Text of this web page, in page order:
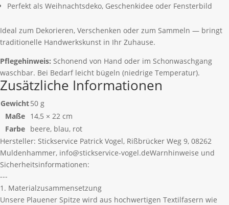
Perfekt als Weihnachtsdeko, Geschenkidee oder Fensterbild
Ideal zum Dekorieren, Verschenken oder zum Sammeln — bringt
traditionelle Handwerkskunst in Ihr Zuhause.
Pflegehinweis: Schonend von Hand oder im Schonwaschgang
waschbar. Bei Bedarf leicht bügeln (niedrige Temperatur).
Zusätzliche Informationen
Gewicht50 g
Maße
14,5 × 22 cm
Farbe
beere, blau, rot
Hersteller: Stickservice Patrick Vogel, Rißbrücker Weg 9, 08262
Muldenhammer, info@stickservice-vogel.deWarnhinweise und
Sicherheitsinformationen:
---
1. Materialzusammensetzung
Unsere Plauener Spitze wird aus hochwertigen Textilfasern wie